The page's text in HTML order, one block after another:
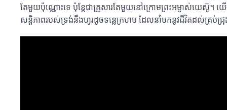
តែមួយប៉ុណ្ណោះទេ ប៉ុន្តែជាគ្រួសារតែមួយនៅក្រោមព្រះអម្ចាស់យេស៊ូ។ យ
សន្តិភាពរបស់ទ្រង់នឹងហូរដូចទន្លេក្រហម ដែលនាំមកនូវជីវិតដល់គ្រប់ជ្រុ